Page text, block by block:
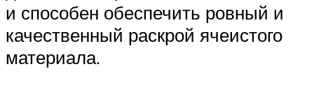
и способен обеспечить ровный и
качественный раскрой ячеистого
материала.